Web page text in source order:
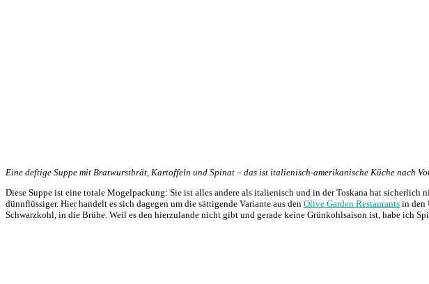
Eine deftige Suppe mit Bratwurstbrät, Kartoffeln und Spinat – das ist italienisch-amerikanische Küche nach
Diese Suppe ist eine totale Mogelpackung: Sie ist alles andere als italienisch und in der Toskana hat sicherlich
dünnflüssiger. Hier handelt es sich dagegen um die sättigende Variante aus den Olive Garden Restaurants in den
Schwarzkohl, in die Brühe. Weil es den hierzulande nicht gibt und gerade keine Grünkohlsaison ist, habe ich